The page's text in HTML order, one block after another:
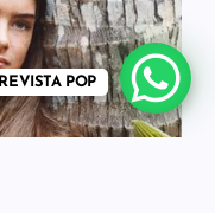
REVISTA POP